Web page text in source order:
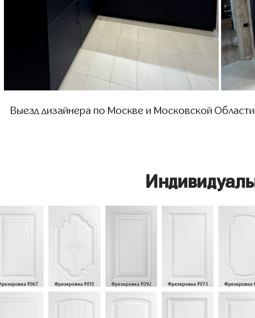
Выезд дизайнера по Москве и Московской